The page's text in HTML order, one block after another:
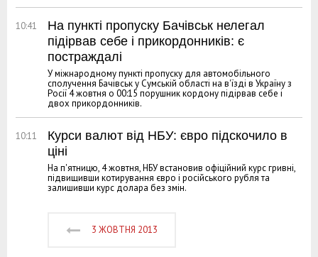
10:41
На пункті пропуску Бачівськ нелегал
підірвав себе і прикордонників: є
постраждалі
У міжнародному пункті пропуску для автомобільного
сполучення Бачівськ у Сумській області на в'їзді в Україну з
Росії 4 жовтня о 00:15 порушник кордону підірвав себе і
двох прикордонників.
10:11
Курси валют від НБУ: євро підскочило в
ціні
На п'ятницю, 4 жовтня, НБУ встановив офіційний курс гривні,
підвищивши котирування євро і російського рубля та
залишивши курс долара без змін.
3 ЖОВТНЯ 2013